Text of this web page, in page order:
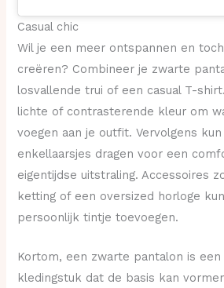
Casual chic
Wil je een meer ontspannen en
creëren? Combineer je zwarte
losvallende trui of een casual T-
lichte of contrasterende kleur om
voegen aan je outfit. Vervolgens
enkellaarsjes dragen voor een
eigentijdse uitstraling. Accessoires
ketting of een oversized horloge
persoonlijk tintje toevoegen.
Kortom, een zwarte pantalon is een
kledingstuk dat de basis kan